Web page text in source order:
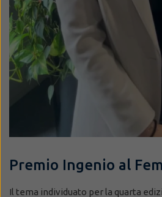
Premio Ingenio al
Il tema individuato per la quarta